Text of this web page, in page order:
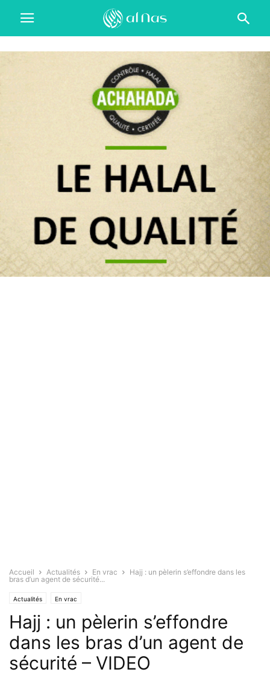
Accueil Actualités En vrac
Hajj : un pèlerin s’effondre dans les
bras d’un agent de sécurité...
Actualités En vrac
Hajj : un pèlerin s’effondre
dans les bras d’un agent de
sécurité – VIDEO